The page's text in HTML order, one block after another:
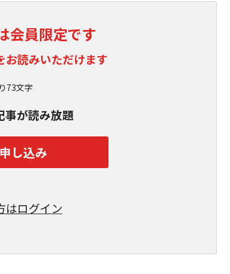
会員限定です
お読みいただけます
73文字
事が読み放題
し込み
はログイン